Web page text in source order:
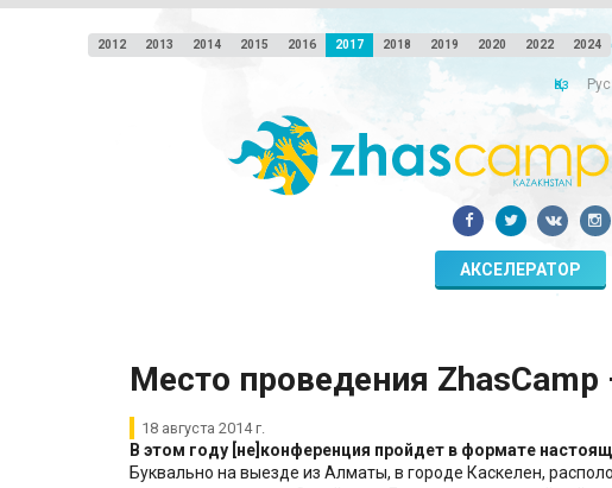
2012 2013 2014 2015 2016 2017 2018 2019 2020 2022 2024
Қаз Рус
АКСЕЛЕРАТОР
​Место проведения ZhasCamp
18 августа 2014 г.
В этом году [не]конференция пройдет в формате
Буквально на выезде из Алматы, в городе Каскелен,